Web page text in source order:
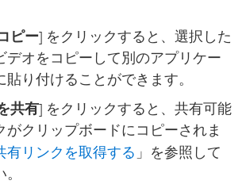
ピー] をクリックすると、選択した
デオをコピーして別のアプリケー
貼り付けることができます。
共有] をクリックすると、共有可能
がクリップボードにコピーされま
有リンクを取得する 」を参照して